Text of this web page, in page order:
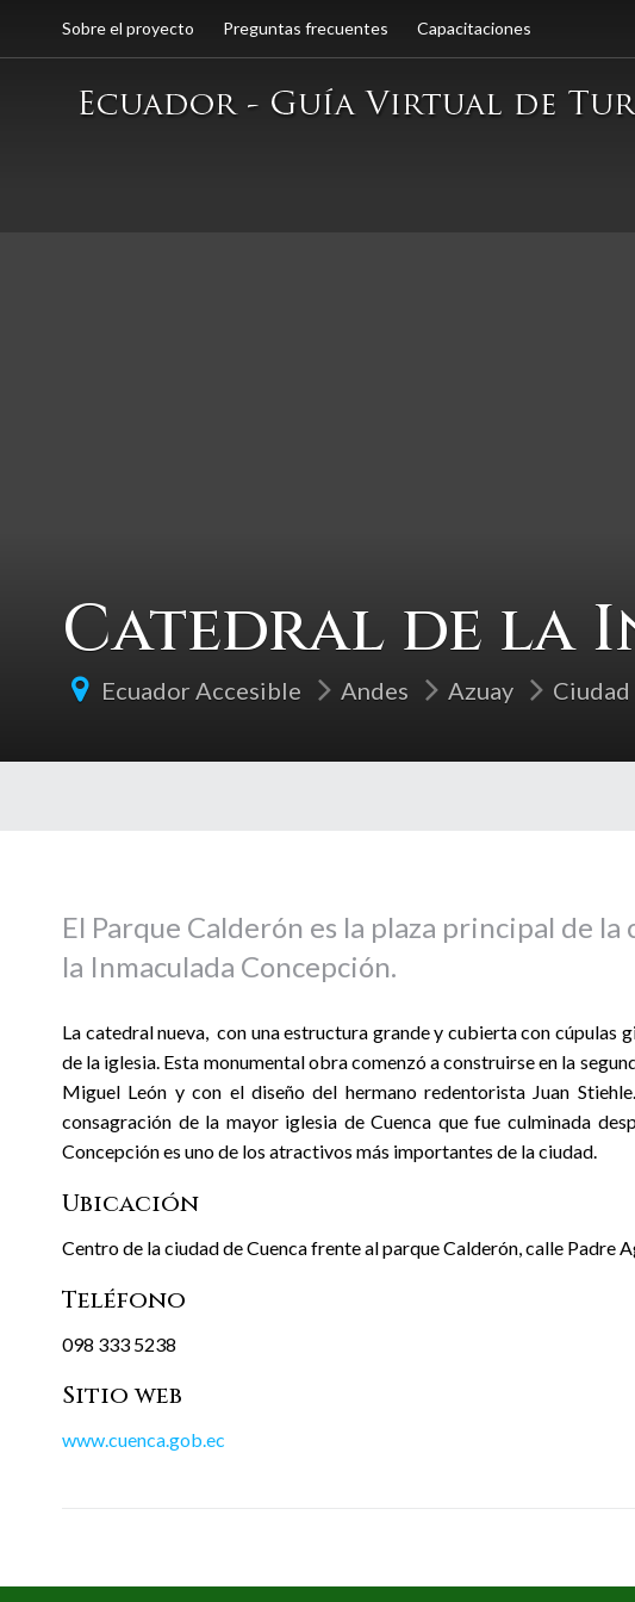
Sobre el proyecto Preguntas frecuentes Capacitaciones
Catedral de la
Ecuador Accesible Andes Azuay Ciudad
El Parque Calderón es la plaza principal de
la Inmaculada Concepción.
La catedral nueva, con una estructura grande y cubierta con
de la iglesia. Esta monumental obra comenzó a construirse en la
Miguel León y con el diseño del hermano redentorista Juan
consagración de la mayor iglesia de Cuenca que fue culminada
Concepción es uno de los atractivos más importantes de la ciudad.
Ubicación
Centro de la ciudad de Cuenca frente al parque Calderón, calle Padre
Teléfono
098 333 5238
Sitio web
www.cuenca.gob.ec